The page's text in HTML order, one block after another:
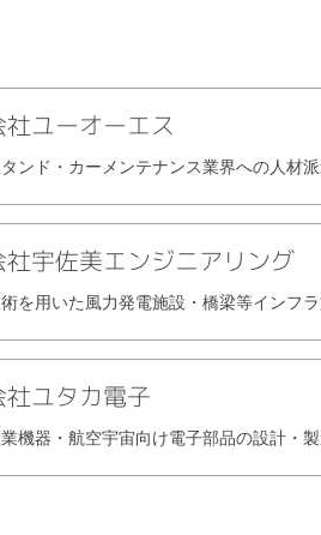
ユーオーエス
ンド・カーメンテナンス業界への人材
宇佐美エンジニアリング
を用いた風力発電施設・橋梁等インフ
ユタカ電子
機器・航空宇宙向け電子部品の設計・